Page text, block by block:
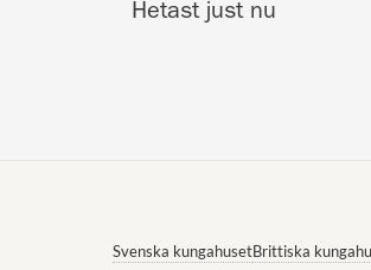
Hetast just nu
Svenska kungahusetBrittiska